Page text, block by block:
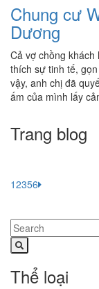
Chung cư
Dương
Cả vợ chồng
thích sự tinh tế,
vậy, anh chị đã
ấm của mình lấy
Trang blog
12356
Thể loại